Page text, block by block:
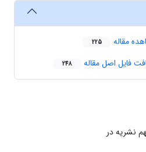
مقاله 225
فایل اصل مقاله 248
نشریه در